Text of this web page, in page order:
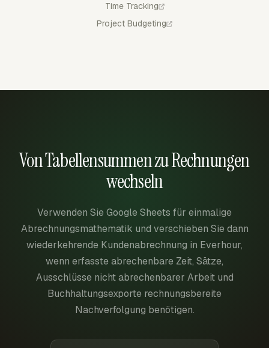
Time Tracking
Project Budgeting
Von Tabellensummen zu Rechnungen
wechseln
Verwenden Sie Google Sheets für einmalige
Abrechnungsmathematik und verschieben Sie dann
wiederkehrende Kundenabrechnung in Everhour,
wenn erfasste abrechenbare Zeit, Sätze,
Ausschlüsse nicht abrechenbarer Arbeit und
Buchhaltungsexporte rechnungsbereite
Nachverfolgung benötigen.